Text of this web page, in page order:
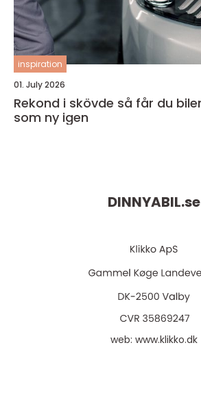
inspiration
01. July 2026
Rekond i skövde så får du bilen att kännas
som ny igen
DINNYABIL.se
web: www.klikko.dk